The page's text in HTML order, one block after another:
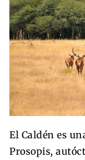
El Caldén es
Prosopis,